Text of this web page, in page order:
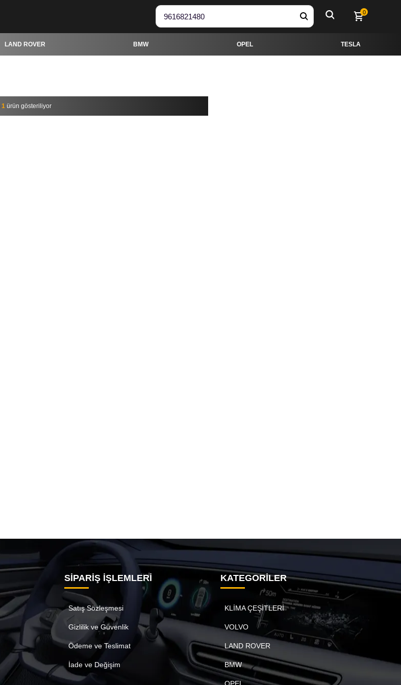
0
LAND ROVER BMW OPEL TESLA
TESLA
1 ürün gösteriliyor
SİPARİŞ İŞLEMLERİ
Satış Sözleşmesi
Gizlilik ve Güvenlik
Ödeme ve Teslimat
İade ve Değişim
KATEGORİLER
KLİMA ÇEŞİTLERİ
VOLVO
LAND ROVER
BMW
OPEL